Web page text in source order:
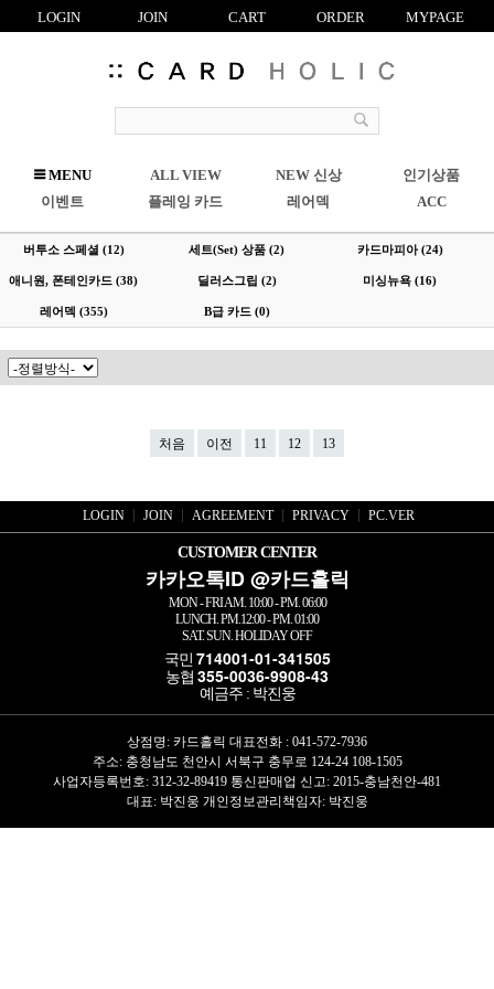
LOGIN JOIN CART ORDER MYPAGE
R
CMENU ALL VIEW NEW 신상
인기상품
이벤트
플레잉 카드 레어덱 ACC
버투소 스페셜 (12) 세트(Set) 상품(2) 카드마피아(24)
애니원, 폰테인카드(38) 딜러스그립 (2) 미싱뉴욕(16)
레어덱 (355) B급 카드 (0)
처음 이전 11 12 13
LOGIN JOIN AGREEMENT PRIVACY PC.VER
CUSTOMER CENTER
카카오톡ID @카드홀릭
MON - FRI AM. 10:00 - PM. 06:00
LUNCH. PM.12:00 - PM. 01:00
SAT. SUN. HOLIDAY OFF
국민 714001-01-341505
농협 355-0036-9908-43
예금주 : 박진웅
상점명: 카드홀릭 대표전화 : 041-572-7936
주소: 충청남도 천안시 서북구 충무로 124-24 108-1505
사업자등록번호: 312-32-89419 통신판매업 신고: 2015-충남천안-481
대표: 박진웅 개인정보관리책임자: 박진웅